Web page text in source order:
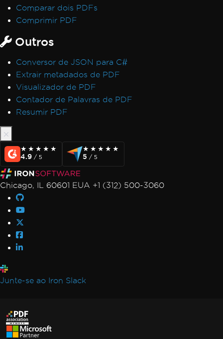
Comparar dois PDFs
Comprimir PDF
Outros
Conversor de JSON para C#
Extrair metadados de PDF
Visualizador de PDF
Contador de Palavras de PDF
Resumir PDF
★★★★★
★★★★★
4.9 / 5
★★★★★
★★★★★
5 / 5
Chicago, IL 60601 EUA +1 (312) 500-3060
Junte-se ao Iron Slack